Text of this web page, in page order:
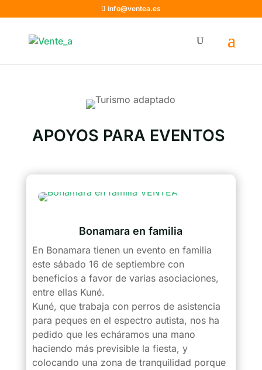
info@ventea.es
APOYOS PARA EVENTOS
Bonamara en familia
En Bonamara tienen un evento en familia
este sábado 16 de septiembre con
beneficios a favor de varias asociaciones,
entre ellas Kuné.
Kuné, que trabaja con perros de asistencia
para peques en el espectro autista, nos ha
pedido que les echáramos una mano
haciendo más previsible la fiesta, y
colocando una zona de tranquilidad porque